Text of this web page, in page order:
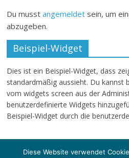
Du musstangemeldet sein, um
abzugeben.
Beispiel-Widget
Dies ist ein Beispiel-Widget, dass
standardmäßig aussieht. Du kannst
vom widgets screen aus der
benutzerdefinierte Widgets
Beispiel-Widget durch die
Diese Website verwendet